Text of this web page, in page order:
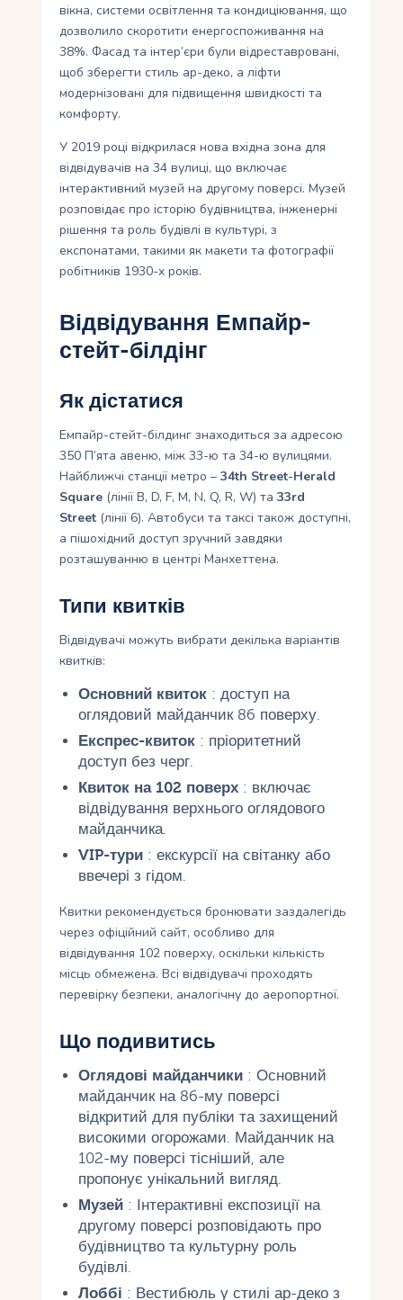
вікна, системи освітлення та кондиціювання, що
дозволило скоротити енергоспоживання на
38%. Фасад та інтер’єри були відреставровані,
щоб зберегти стиль ар-деко, а ліфти
модернізовані для підвищення швидкості та
комфорту.
У 2019 році відкрилася нова вхідна зона для
відвідувачів на 34 вулиці, що включає
інтерактивний музей на другому поверсі. Музей
розповідає про історію будівництва, інженерні
рішення та роль будівлі в культурі, з
експонатами, такими як макети та фотографії
робітників 1930-х років.
Відвідування Емпайр-
стейт-білдінг
Як дістатися
Емпайр-стейт-білдинг знаходиться за адресою
350 П’ята авеню, між 33-ю та 34-ю вулицями.
Найближчі станції метро –34th Street-Herald
Square (лінії B, D, F, M, N, Q, R, W) та33rd
Street (лінії 6). Автобуси та таксі також доступні,
а пішохідний доступ зручний завдяки
розташуванню в центрі Манхеттена.
Типи квитків
Відвідувачі можуть вибрати декілька варіантів
квитків:
Основний квиток: доступ на
оглядовий майданчик 86 поверху.
Експрес-квиток: пріоритетний
доступ без черг.
Квиток на 102 поверх: включає
відвідування верхнього оглядового
майданчика.
VIP-тури: екскурсії на світанку або
ввечері з гідом.
Квитки рекомендується бронювати заздалегідь
через офіційний сайт, особливо для
відвідування 102 поверху, оскільки кількість
місць обмежена. Всі відвідувачі проходять
перевірку безпеки, аналогічну до аеропортної.
Що подивитись
Оглядові майданчики: Основний
майданчик на 86-му поверсі
відкритий для публіки та захищений
високими огорожами. Майданчик на
102-му поверсі тісніший, але
пропонує унікальний вигляд.
Музей: Інтерактивні експозиції на
другому поверсі розповідають про
будівництво та культурну роль
будівлі.
Лоббі : Вестибюль у стилі ар-деко з